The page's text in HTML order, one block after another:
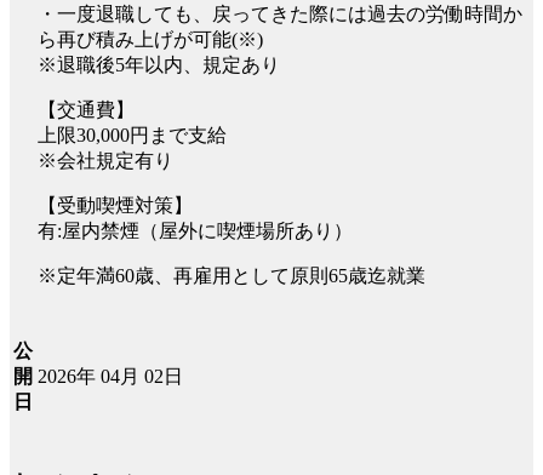
・一度退職しても、戻ってきた際には過去の労働時間か
ら再び積み上げが可能(※)
※退職後5年以内、規定あり
【交通費】
上限30,000円まで支給
※会社規定有り
【受動喫煙対策】
有:屋内禁煙（屋外に喫煙場所あり）
※定年満60歳、再雇用として原則65歳迄就業
公
開
日
2026年 04月 02日